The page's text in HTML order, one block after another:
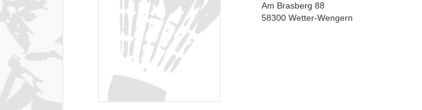
Am Brasberg 88
58300 Wetter-Wengern